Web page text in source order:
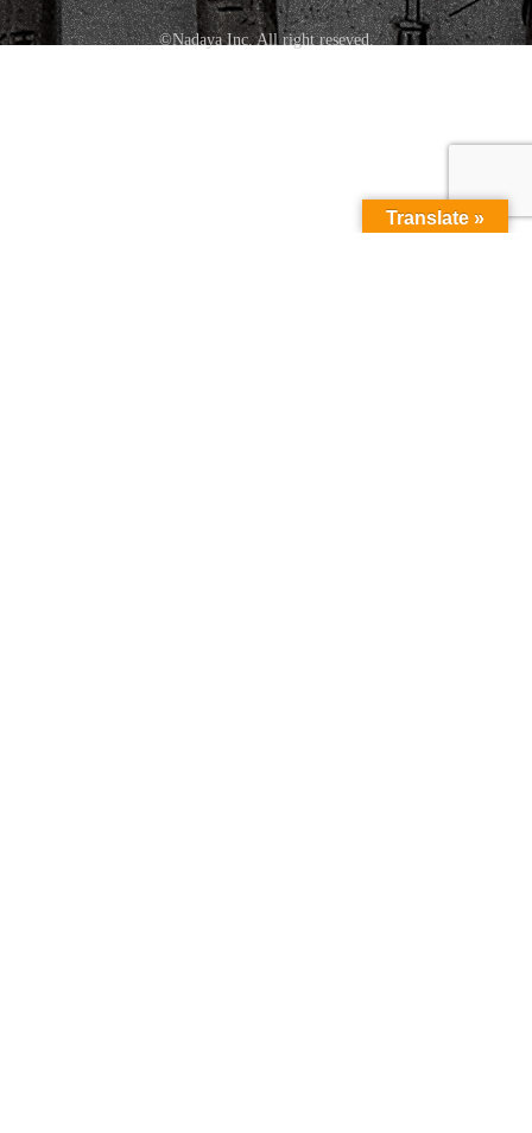
©Nadaya Inc. All right reseved.
Translate »